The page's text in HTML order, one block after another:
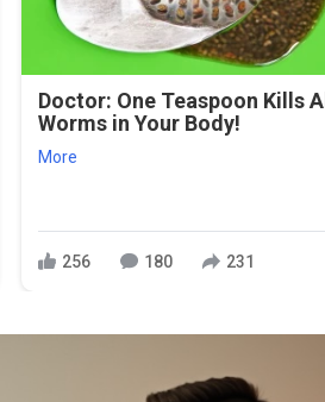
Doctor: One Teaspoon Kills All
Worms in Your Body!
More
256 180 231